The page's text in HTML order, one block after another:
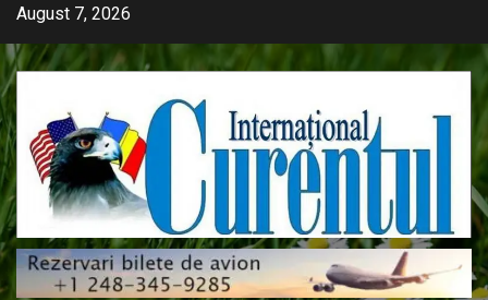
Skip
content
August 7, 2026